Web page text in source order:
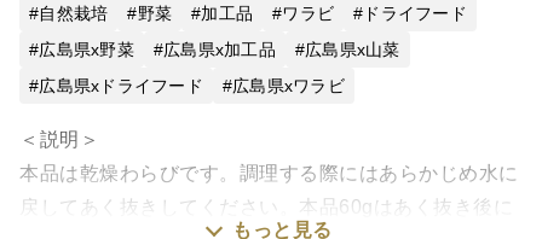
自然栽培 野菜 加工品 ワラビ
ドライフード
広島県x野菜
広島県x加工品
広島県x山菜
広島県xドライフード
広島県xワラビ
＜説明＞
本品は乾燥わらびです。調理する際にはあらかじめ水に
戻してあく抜きしてください。本品60gはあく抜き後に
もっと見る